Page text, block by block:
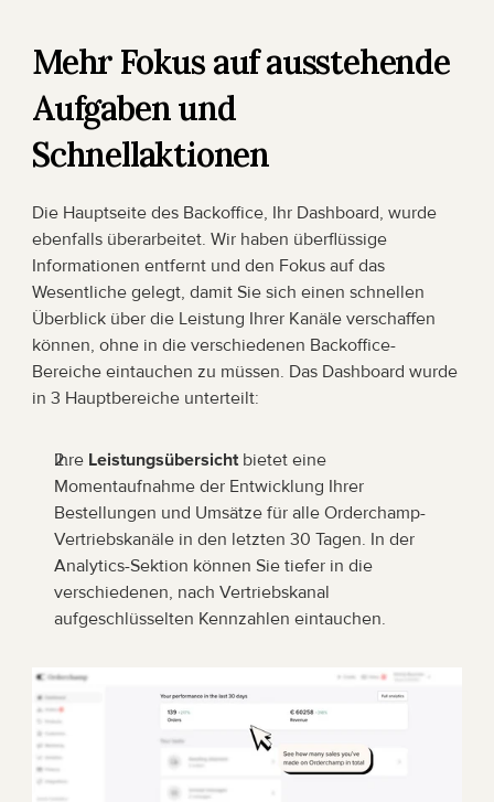
Mehr Fokus auf ausstehende
Aufgaben und
Schnellaktionen
Die Hauptseite des Backoffice, Ihr Dashboard, wurde
ebenfalls überarbeitet. Wir haben überflüssige
Informationen entfernt und den Fokus auf das
Wesentliche gelegt, damit Sie sich einen schnellen
Überblick über die Leistung Ihrer Kanäle verschaffen
können, ohne in die verschiedenen Backoffice-
Bereiche eintauchen zu müssen. Das Dashboard wurde
in 3 Hauptbereiche unterteilt:
Ihre Leistungsübersicht bietet eine
Momentaufnahme der Entwicklung Ihrer
Bestellungen und Umsätze für alle Orderchamp-
Vertriebskanäle in den letzten 30 Tagen. In der
Analytics-Sektion können Sie tiefer in die
verschiedenen, nach Vertriebskanal
aufgeschlüsselten Kennzahlen eintauchen.